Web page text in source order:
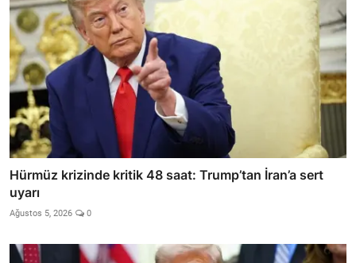
Hürmüz krizinde kritik 48 saat: Trump’tan İran’a sert
uyarı
Ağustos 5, 2026 0